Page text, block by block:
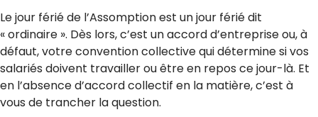
Le jour férié de l’Assomption est un jour férié dit
« ordinaire ». Dès lors, c’est un accord d’entreprise ou, à
défaut, votre convention collective qui détermine si vos
salariés doivent travailler ou être en repos ce jour-là. Et
en l’absence d’accord collectif en la matière, c’est à
vous de trancher la question.